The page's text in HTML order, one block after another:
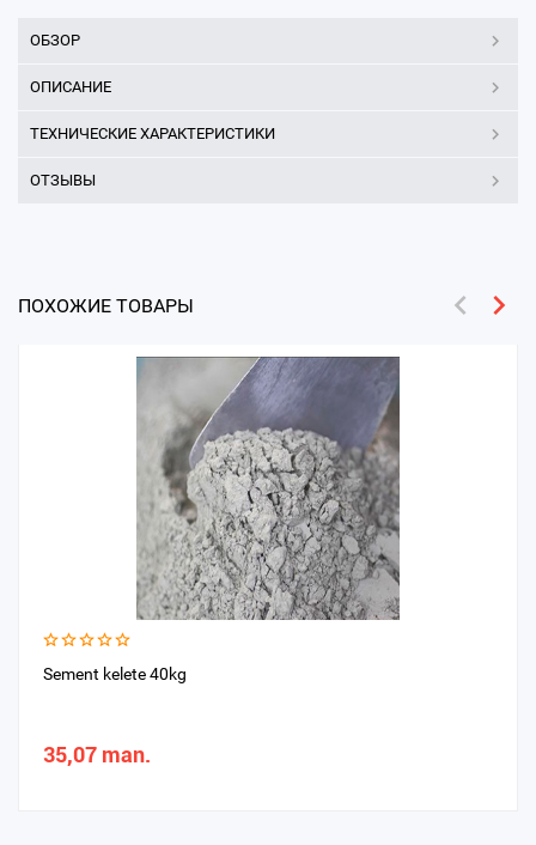
ОБЗОР
ОПИСАНИЕ
ТЕХНИЧЕСКИЕ ХАРАКТЕРИСТИКИ
ОТЗЫВЫ
ПОХОЖИЕ ТОВАРЫ
Sement kelete 40kg
35,07 man.